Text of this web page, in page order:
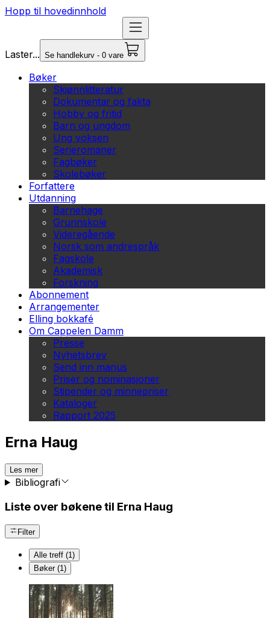
Hopp til hovedinnhold
Laster... Se handlekurv - 0 vare
Bøker
Skjønnlitteratur
Dokumentar og fakta
Hobby og fritid
Barn og ungdom
Ung voksen
Serieromaner
Fagbøker
Skolebøker
Forfattere
Utdanning
Barnehage
Grunnskole
Videregående
Norsk som andrespråk
Fagskole
Akademisk
Forskning
Abonnement
Arrangementer
Elling bokkafé
Om Cappelen Damm
Presse
Nyhetsbrev
Send inn manus
Priser og nominasjoner
Stipender og minnepriser
Kataloger
Rapport 2025
Erna Haug
Les mer
Bibliografi
Liste over bøkene til Erna Haug
Filter
Alle treff (1)
Bøker (1)